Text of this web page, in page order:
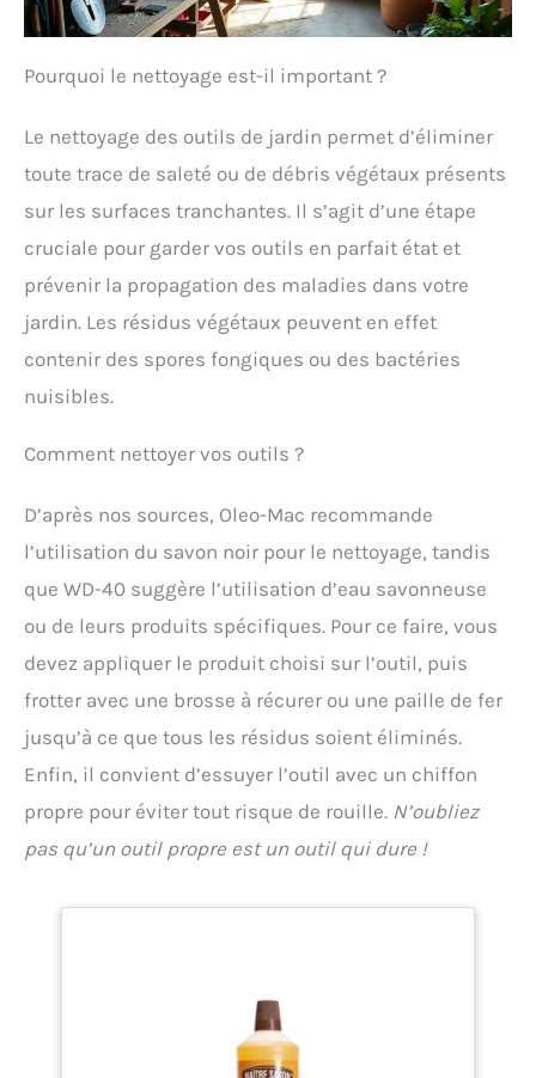
Pourquoi le nettoyage est-il important ?
Le nettoyage des outils de jardin permet d’éliminer
toute trace de saleté ou de débris végétaux présents
sur les surfaces tranchantes. Il s’agit d’une étape
cruciale pour garder vos outils en parfait état et
prévenir la propagation des maladies dans votre
jardin. Les résidus végétaux peuvent en effet
contenir des spores fongiques ou des bactéries
nuisibles.
Comment nettoyer vos outils ?
D’après nos sources, Oleo-Mac recommande
l’utilisation du savon noir pour le nettoyage, tandis
que WD-40 suggère l’utilisation d’eau savonneuse
ou de leurs produits spécifiques. Pour ce faire, vous
devez appliquer le produit choisi sur l’outil, puis
frotter avec une brosse à récurer ou une paille de fer
jusqu’à ce que tous les résidus soient éliminés.
Enfin, il convient d’essuyer l’outil avec un chiffon
propre pour éviter tout risque de rouille. N’oubliez
pas qu’un outil propre est un outil qui dure !